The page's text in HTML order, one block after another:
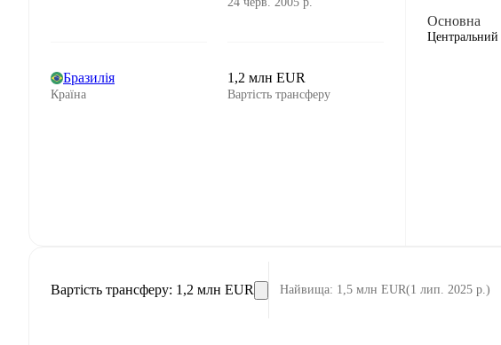
Бразилія
Країна
1,2 млн EUR
Вартість трансферу
Основна
Центральний
Вартість трансферу: 1,2 млн EUR Найвища: 1,5 млн EUR(1 лип. 2025 р.)